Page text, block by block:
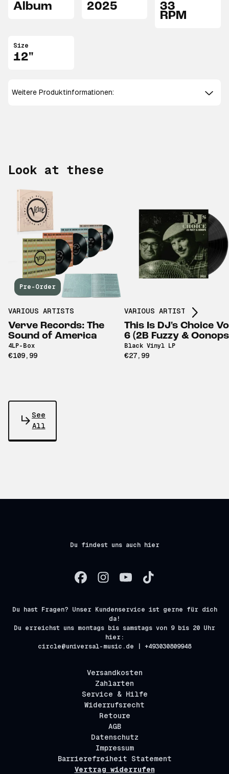
Album 2025 33
RPM
Size
12"
Weitere Produktinformationen:
Look at these
Pre-Order
VARIOUS ARTISTS
Verve Records: The
Sound of America
4LP-Box
€109,99
VARIOUS ARTISTS
This Is DJ's Choice
6 (2B Fuzzy &
Black Vinyl LP
€27,99
Scroll right
See
All
Du findest uns auch hier
Du hast Fragen? Unser Kundenservice ist gerne für dich
da!
Du erreichst uns montags bis samstags von 9 bis 20 Uhr
hier:
circle@universal-music.de | +493030809948
Versandkosten
Zahlarten
Service & Hilfe
Widerrufsrecht
Retoure
AGB
Datenschutz
Impressum
Barrierefreiheit Statement
Vertrag widerrufen